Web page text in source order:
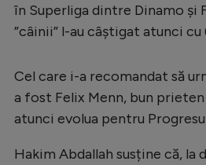
în Superliga dintre Dinamo și
”câinii” l-au câștigat atunci cu
Cel care i-a recomandat să
a fost Felix Menn, bun prieten
atunci evolua pentru
Hakim Abdallah susține că, la